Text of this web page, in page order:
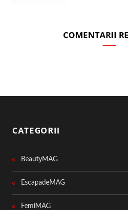
COMENTARII
CATEGORII
BeautyMAG
EscapadeMAG
FemiMAG